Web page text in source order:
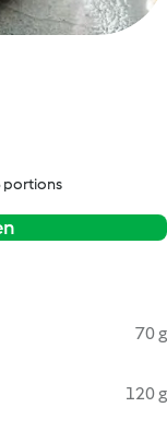
portions
70 g
120 g